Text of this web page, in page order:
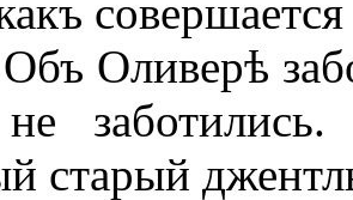
Оливерѣ
старый